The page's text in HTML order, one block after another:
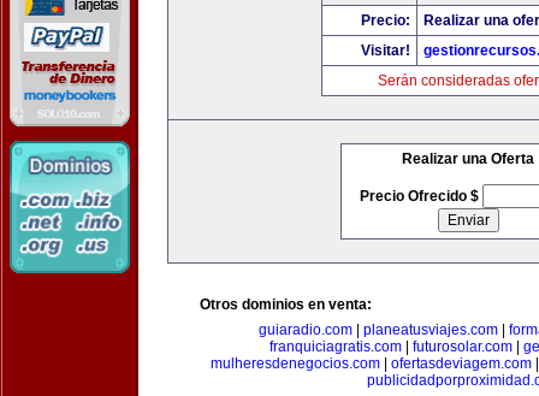
Precio:
Realizar una
Visitar!
Serán consideradas
Realizar una Oferta
Precio Ofrecido $
Otros dominios en venta:
guiaradio.com
planeatusviajes.com
franquiciagratis.com
futurosolar.com
mulheresdenegocios.com
ofertasdeviagem.com